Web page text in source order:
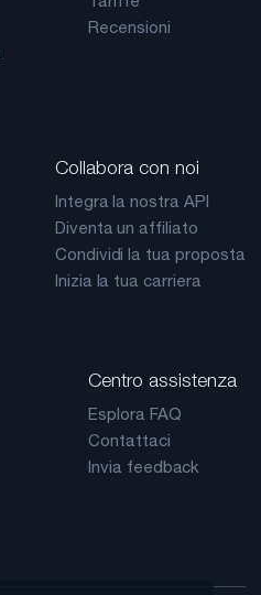
Recensioni
Collabora con noi
Integra la nostra API
Diventa un affiliato
Condividi la tua proposta
Inizia la tua carriera
Centro assistenza
Esplora FAQ
Contattaci
Invia feedback